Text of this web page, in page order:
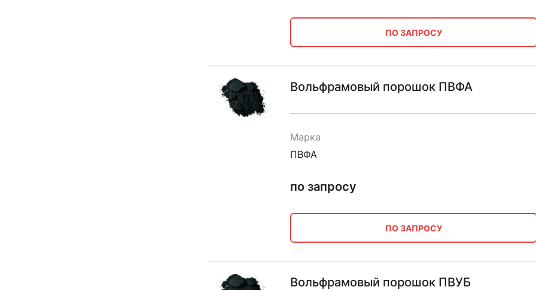
ПО ЗАПРОСУ
Вольфрамовый порошок ПВФА
Марка
ПВФА
по запросу
ПО ЗАПРОСУ
Вольфрамовый порошок ПВУБ